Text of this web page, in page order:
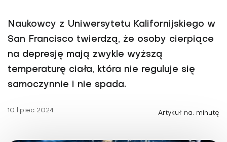
Naukowcy z Uniwersytetu Kalifornijskiego w
San Francisco twierdzą, że osoby cierpiące
na depresję mają zwykle wyższą
temperaturę ciała, która nie reguluje się
samoczynnie i nie spada.
10 lipiec 2024 Artykuł na: minutę